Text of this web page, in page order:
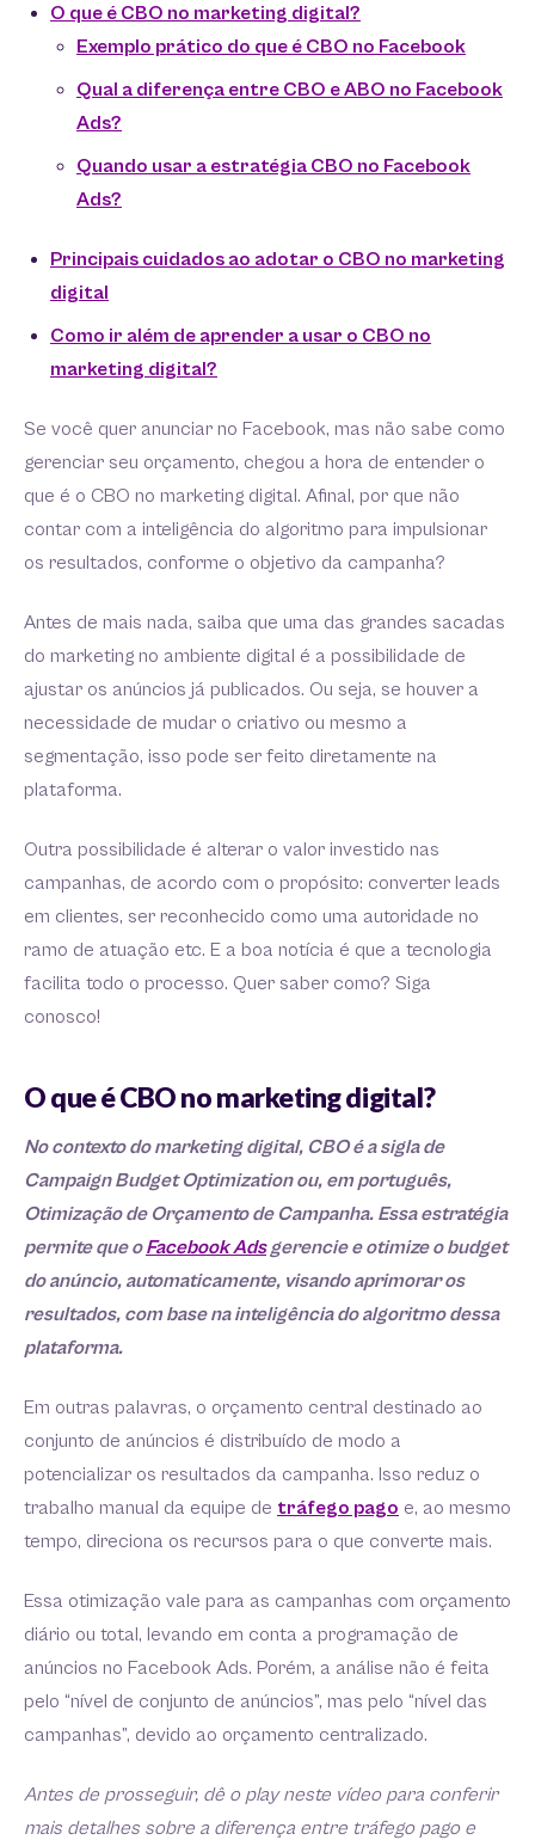
O que é CBO no marketing digital?
Exemplo prático do que é CBO no Facebook
Qual a diferença entre CBO e ABO no Facebook
Ads?
Quando usar a estratégia CBO no Facebook
Ads?
Principais cuidados ao adotar o CBO no marketing
digital
Como ir além de aprender a usar o CBO no
marketing digital?
Se você quer anunciar no Facebook, mas não sabe como
gerenciar seu orçamento, chegou a hora de entender o
que é o CBO no marketing digital. Afinal, por que não
contar com a inteligência do algoritmo para impulsionar
os resultados, conforme o objetivo da campanha?
Antes de mais nada, saiba que uma das grandes sacadas
do marketing no ambiente digital é a possibilidade de
ajustar os anúncios já publicados. Ou seja, se houver a
necessidade de mudar o criativo ou mesmo a
segmentação, isso pode ser feito diretamente na
plataforma.
Outra possibilidade é alterar o valor investido nas
campanhas, de acordo com o propósito: converter leads
em clientes, ser reconhecido como uma autoridade no
ramo de atuação etc. E a boa notícia é que a tecnologia
facilita todo o processo. Quer saber como? Siga
conosco!
O que é CBO no marketing digital?
No contexto do marketing digital, CBO é a sigla de
Campaign Budget Optimization ou, em português,
Otimização de Orçamento de Campanha. Essa estratégia
permite que oFacebook Adsgerencie e otimize o budget
do anúncio, automaticamente, visando aprimorar os
resultados, com base na inteligência do algoritmo dessa
plataforma.
Em outras palavras, o orçamento central destinado ao
conjunto de anúncios é distribuído de modo a
potencializar os resultados da campanha. Isso reduz o
trabalho manual da equipe de tráfego pago e, ao mesmo
tempo, direciona os recursos para o que converte mais.
Essa otimização vale para as campanhas com orçamento
diário ou total, levando em conta a programação de
anúncios no Facebook Ads. Porém, a análise não é feita
pelo “nível de conjunto de anúncios”, mas pelo “nível das
campanhas”, devido ao orçamento centralizado.
Antes de prosseguir, dê o play neste vídeo para conferir
mais detalhes sobre a diferença entre tráfego pago e